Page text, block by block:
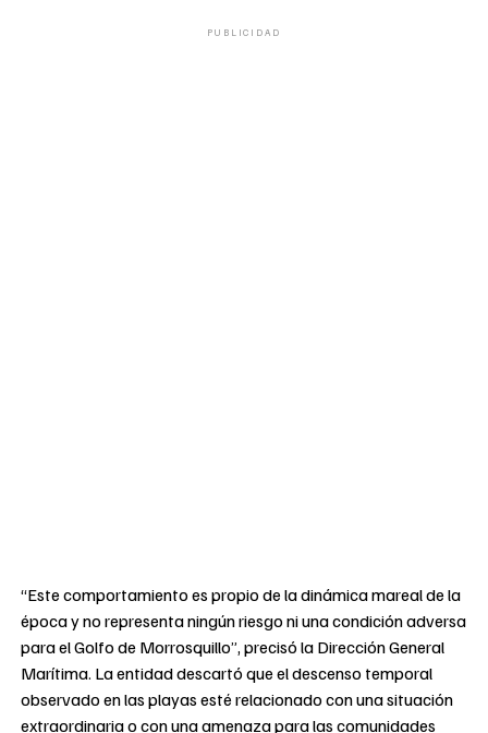
PUBLICIDAD
“Este comportamiento es propio de la dinámica mareal de la
época y no representa ningún riesgo ni una condición adversa
para el Golfo de Morrosquillo”, precisó la Dirección General
Marítima. La entidad descartó que el descenso temporal
observado en las playas esté relacionado con una situación
extraordinaria o con una amenaza para las comunidades